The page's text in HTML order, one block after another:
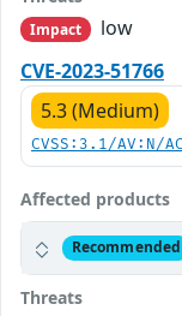
Impact
low
CVE-2023-51766
5.3 (Medium)
CVSS:3.1/AV:N/
Affected products
Recommended
Threats